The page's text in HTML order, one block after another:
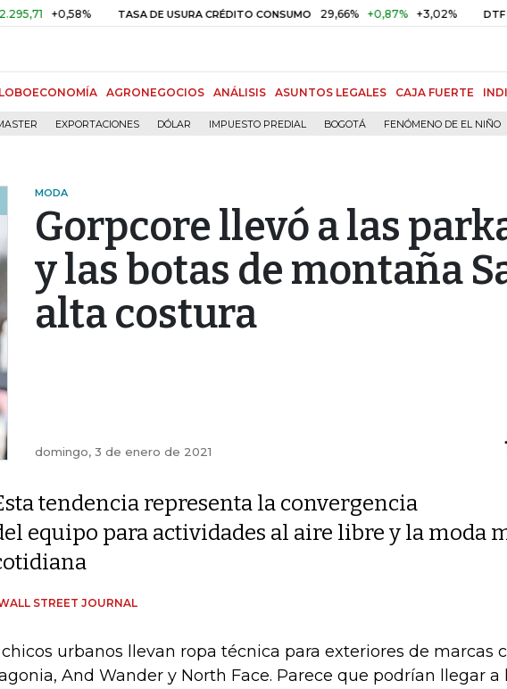
TASA DE USURA CRÉDITO CONSUMO 29,66% +0,87% +3,02% DTF 10,34%
AGRONEGOCIOS ANÁLISIS ASUNTOS LEGALES CAJA FUERTE
EXPORTACIONES DÓLAR IMPUESTO PREDIAL BOGOTÁ FENÓMENO DE EL NIÑO
MODA
Gorpcore llevó a las
y las botas de montaña
alta costura
domingo, 3 de enero de 2021
tendencia representa la convergencia
equipo para actividades al aire libre y la moda
STREET JOURNAL
chicos urbanos llevan ropa técnica para exteriores de marcas
And Wander y North Face. Parece que podrían llegar a